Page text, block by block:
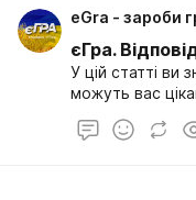
eGra - зароби
єГра.
У цій статті ви
можуть вас